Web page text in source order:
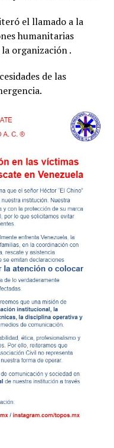
el llamado a la
humanitarias
organización .
de las